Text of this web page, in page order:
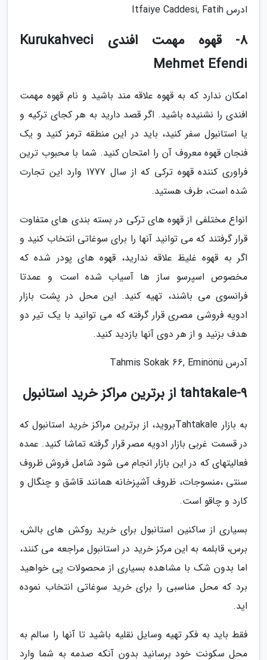
ادرس Itfaiye Caddesi, Fatih
8- قهوه مهمت افندی Kurukahveci
Mehmet Efendi
امکان ندارد که به قهوه علاقه مند باشید و نام قهوه مهمت
افندی را نشنیده باشید. اگر قصد دارید به هر کجای ترکیه و
یا استانبول سفر کنید، باید در این منطقه ترمز کنید و یک
فنجان قهوه معروف آن را امتحان کنید. شما با محبوب ترین
فراوری کننده قهوه ترکی که از سال 1777 وارد این تجارت
شده است، طرف هستید.
انواع مختلفی از قهوه های ترکی در بسته بندی های متفاوت
قرار گرفتند که می توانید آنها را برای سوغاتی انتخاب کنید و
اگر به قهوه غلیظ علاقه ندارید، قهوه های پودر شده که
مخصوص اسپرسو ساز ها آسیاب شده است و عمدتا
فرانسوی می باشند، تهیه کنید. این محل در پشت بازار
ادویه فروشی مصری قرار گرفته که می توانید با یک تیر دو
هدف بزنید و از هر دوی آنها بازدید کنید.
آدرس Tahmis Sokak 66, Eminönü
9-tahtakale از برترین مراکز خرید استانبول
به بازار Tahtakaleبروید، از برترین مراکز خرید استانبول که
در قسمت غربی بازار ادویه مصر قرار گرفته تماشا کنید. عمده
فعالیتهای که در این بازار انجام می شود شامل فروش ظروف
سنتی ،منسوجات، ظروف آشپزخانه همانند قاشق و چنگال و
کارد و چاقو است.
بسیاری از ساکنین استانبول برای خرید روکش های بالش،
برس، قابلمه به این مرکز خرید در استانبول مراجعه می کنند،
اما بدون شک با مشاهده بسیاری از محصولات پی خواهید
برد که محل مناسبی را برای خرید سوغاتی انتخاب نموده
اید.
فقط باید به فکر تهیه وسایل نقلیه باشید تا آنها را سالم به
محل سکونت خود برسانید بدون آنکه صدمه به شما وارد